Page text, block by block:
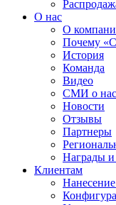
О нас
О
Почему
История
Команда
Видео
СМИ о нас
Новости
Отзывы
Партнеры
Награды и
Клиентам